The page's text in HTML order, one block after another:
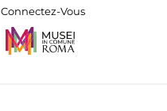
Connectez-Vous